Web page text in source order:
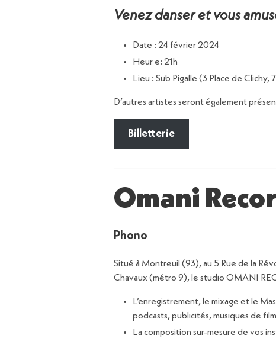
Venez danser et vous
Date : 24 février 2024
Heur e: 21h
Lieu : Sub Pigalle (3 Place de Clichy,
D’autres artistes seront également
Billetterie
Omani
Phono
Situé à Montreuil (93), au 5 Rue de la
Chavaux (métro 9), le studio OMANI
L’enregistrement, le mixage et le
podcasts, publicités, musiques de
La composition sur-mesure de vos